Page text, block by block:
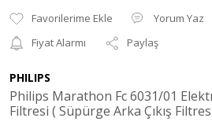
Yorum Yaz
Fiyat Alarmı
Paylaş
PHILIPS
Philips Marathon Fc 6031/01
Filtresi ( Süpürge Arka Çıkış